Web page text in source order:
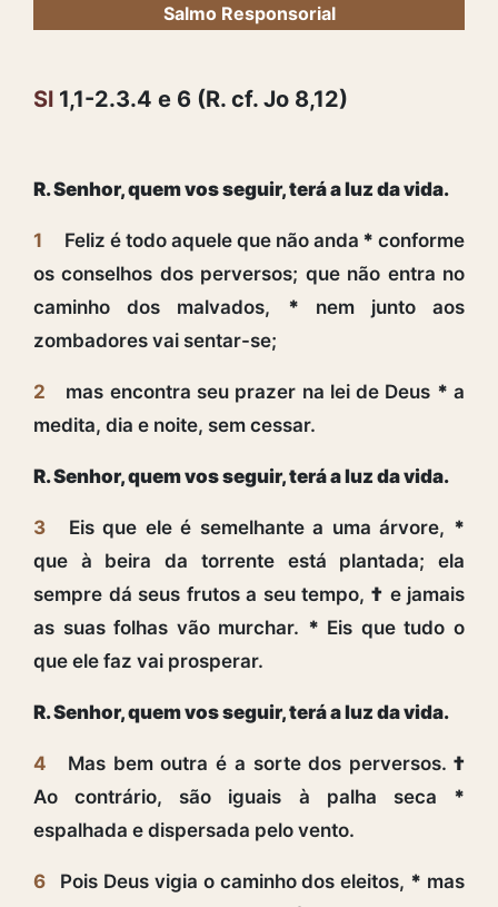
Salmo Responsorial
Sl 1,1-2.3.4 e 6 (R. cf. Jo 8,12)
R. Senhor, quem vos seguir, terá a luz da vida.
1 Feliz é todo aquele que não anda * conforme
os conselhos dos perversos; que não entra no
caminho dos malvados,
* nem junto aos
zombadores vai sentar-se;
2 mas encontra seu prazer na lei de Deus * a
medita, dia e noite, sem cessar.
R. Senhor, quem vos seguir, terá a luz da vida.
3 Eis que ele é semelhante a uma árvore, *
que à beira da torrente está plantada; ela
sempre dá seus frutos a seu tempo, † e jamais
as suas folhas vão murchar. * Eis que tudo o
que ele faz vai prosperar.
R. Senhor, quem vos seguir, terá a luz da vida.
4 Mas bem outra é a sorte dos perversos. †
Ao contrário, são iguais à palha seca *
espalhada e dispersada pelo vento.
6 Pois Deus vigia o caminho dos eleitos, * mas